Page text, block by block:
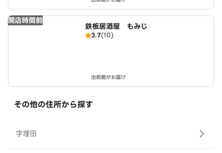
開店時間前
鉄板居酒屋 もみじ
3.7(10)
出前館がお届け
その他の住所から探す
字埋田